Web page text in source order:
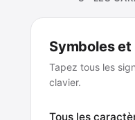
Symboles
Tapez tous les
clavier.
Tous les